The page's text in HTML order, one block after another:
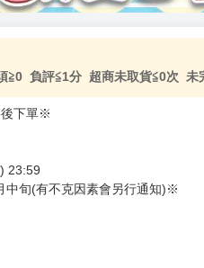
≧0 負評≦1分 超商未取貨≦0次 未
後下單※
23:59
中旬(有不克因素會另行通知)※